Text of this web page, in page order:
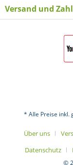
Versand und
* Alle Preise inkl.
Über uns
Datenschutz
©